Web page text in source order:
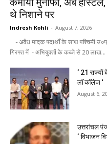
कमाया मुनाफा, अब
थे निशाने पर
Indresh Kohli - August 7, 2026
- अवैध मादक पदार्थों के साथ पश्चिमी
गिरफ्त में - अभियुक्तों के कब्जे से 20 लाख...
‘ 21
लाॅ काॅलेज ‘
August 6,
उत्तरांचल
‘ विभाजन